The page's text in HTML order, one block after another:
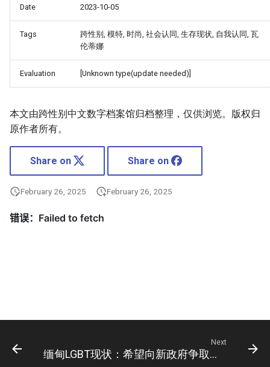
Date 2023-10-05
Tags
跨性别, 模特, 时尚, 社会认同, 生存现状, 自我认同, 瓦
伦蒂娜
Evaluation [Unknown type(update needed)]
本文由跨性别中文数字档案馆归档整理，仅供浏览。版权归
原作者所有。
Share on Share on
February 26, 2025 February 26, 2025
Next
缅甸LGBT现状：希望向新政府争取与普通人一样的权利